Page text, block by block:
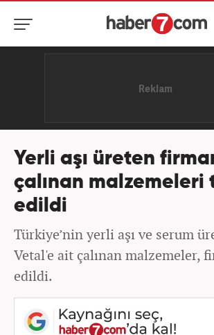
Yerli aşı üreten
çalınan malzemeleri
edildi
Türkiye’nin yerli aşı ve serum
Vetal'e ait çalınan malzemeler,
edildi.